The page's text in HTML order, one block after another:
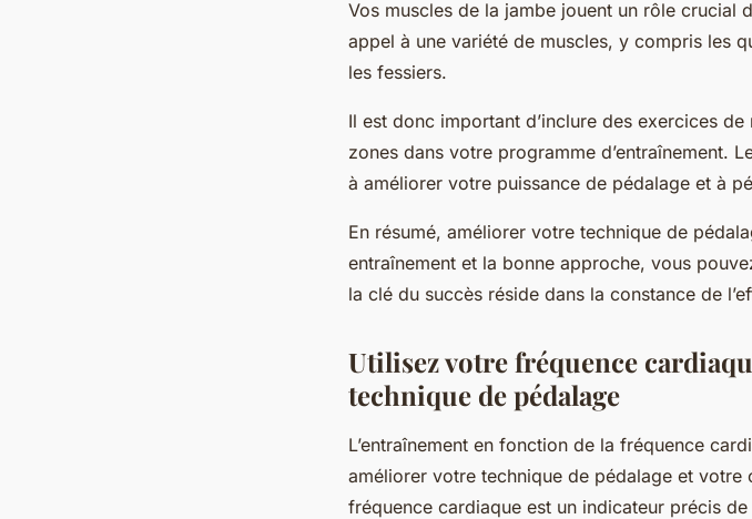
Vos muscles de la jambe jouent un rôle crucial
appel à une variété de muscles, y compris les
les fessiers.
Il est donc important d’inclure des exercices
zones dans votre programme d’entraînement.
à améliorer votre puissance de pédalage et à
En résumé, améliorer votre technique de
entraînement et la bonne approche, vous
la clé du succès réside dans la constance de
Utilisez votre fréquence
technique de pédalage
L’entraînement en fonction de la fréquence
améliorer votre technique de pédalage et
fréquence cardiaque est un indicateur précis